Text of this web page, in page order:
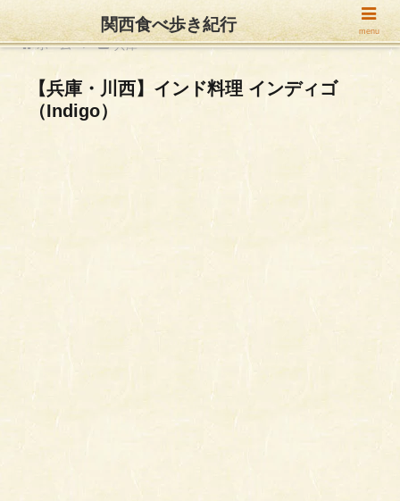
ホーム 兵庫
【兵庫・川西】インド料理 インディゴ
（Indigo）
関西食べ歩き紀行 menu